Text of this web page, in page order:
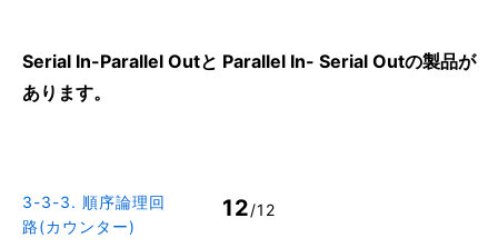
Serial In-Parallel Outと Parallel In- Serial Outの製品が
あります。
3-3-3. 順序論理回
路(カウンター)
12/12